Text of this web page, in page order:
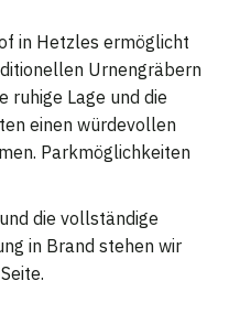
in Hetzles ermöglicht
Urnengräbern
ruhige Lage und die
einen würdevollen
Parkmöglichkeiten
die vollständige
in Brand stehen wir